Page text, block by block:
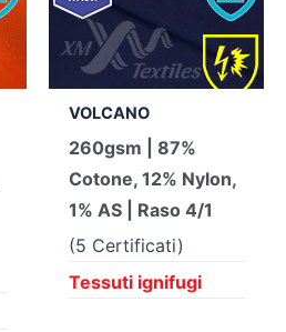
VOLCANO
260gsm | 87%
Cotone, 12% Nylon,
1% AS | Raso 4/1
(5 Certificati)
Tessuti ignifugi